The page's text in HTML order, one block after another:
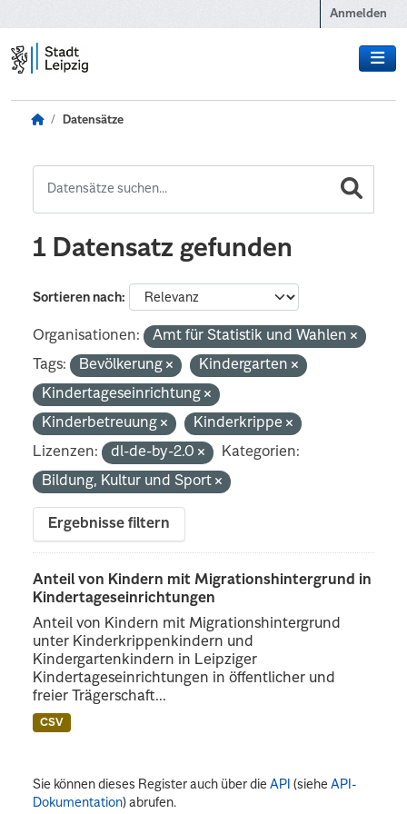
Anmelden
Datensätze
1 Datensatz gefunden
Sortieren nach
Organisationen:
Amt für Statistik und Wahlen
Tags:
Bevölkerung
Kindergarten
Kindertageseinrichtung
Kinderbetreuung
Kinderkrippe
Lizenzen:
dl-de-by-2.0
Kategorien:
Bildung, Kultur und Sport
Ergebnisse filtern
Anteil von Kindern mit Migrationshintergrund in
Kindertageseinrichtungen
Anteil von Kindern mit Migrationshintergrund
unter Kinderkrippenkindern und
Kindergartenkindern in Leipziger
Kindertageseinrichtungen in öffentlicher und
freier Trägerschaft...
CSV
Sie können dieses Register auch über dieAPI (sieheAPI-
Dokumentation) abrufen.